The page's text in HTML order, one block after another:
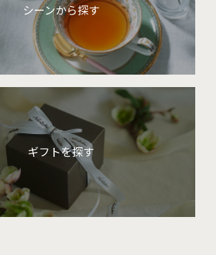
シーンから探す
ギフトを探す